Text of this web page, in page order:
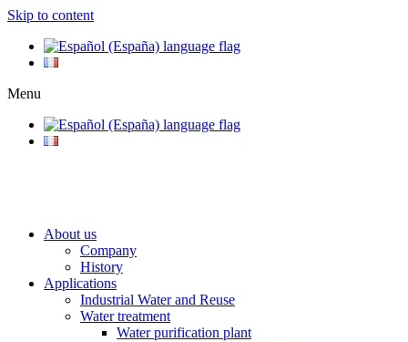
Skip to content
Menu
About us
Company
History
Applications
Industrial Water and Reuse
Water treatment
Water purification plant